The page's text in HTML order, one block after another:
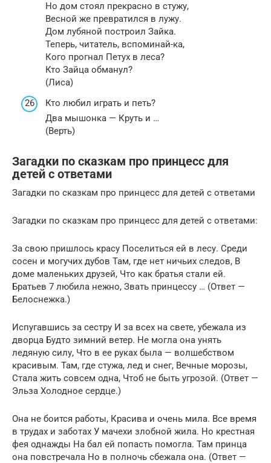
Но дом стоял прекрасно в стужу,
Весной же превратился в лужу.
Дом лубяной построил Зайка.
Теперь, читатель, вспоминай-ка,
Кого прогнал Петух в леса?
Кто Зайца обманул?
(Лиса)
Кто любил играть и петь?
Два мышонка — Круть и …
(Верть)
Загадки по сказкам про принцесс для
детей с ответами
Загадки по сказкам про принцесс для детей с ответами
Загадки по сказкам про принцесс для детей с ответами:
За свою пришлось красу Поселиться ей в лесу. Среди
сосен и могучих дубов Там, где нет ничьих следов, В
доме маленьких друзей, Что как братья стали ей.
Братьев 7 любила нежно, Звать принцессу … (Ответ —
Белоснежка.)
Испугавшись за сестру И за всех на свете, убежала из
дворца Будто зимний ветер. Не могла она унять
ледяную силу, Что в ее руках была — волшебством
красивым. Там, где стужа, лед и снег, Вечные морозы,
Стала жить совсем одна, Чтоб не быть угрозой. (Ответ —
Эльза Холодное сердце.)
Она не боится работы, Красива и очень мила. Все время
в трудах и заботах У мачехи злобной жила. Но крестная
фея однажды На бал ей попасть помогла. Там принца
она повстречала Но в полночь сбежала она. (Ответ —